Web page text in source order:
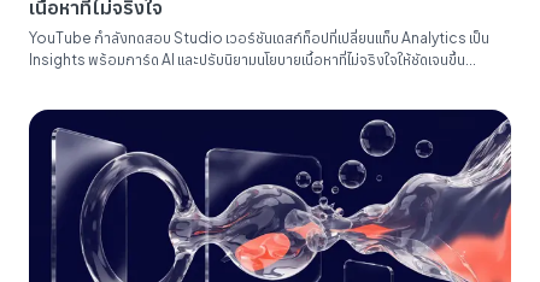
เนื้อหาที่ไม่จริงใจ
YouTube กำลังทดสอบ Studio เวอร์ชันเดสก์ท็อปที่เปลี่ยนแท็บ Analytics เป็น
Insights พร้อมการ์ด AI และปรับนิยามนโยบายเนื้อหาที่ไม่จริงใจให้ชัดเจนขึ้น...